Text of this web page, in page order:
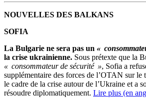
NOUVELLES DES BALKANS
SOFIA
La Bulgarie ne sera pas un «
la crise ukrainienne. Sous prétexte que la
« consommateur de sécurité », Sofia a
supplémentaire des forces de l’OTAN sur le
le cadre de la crise autour de l’Ukraine et a
résoudre diplomatiquement. Lire plus (en